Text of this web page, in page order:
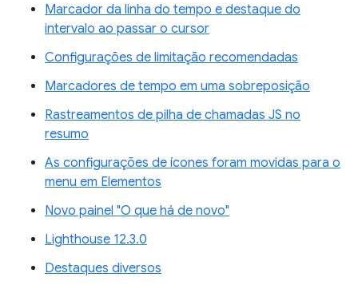
Marcador da linha do tempo e destaque do
intervalo ao passar o cursor
Configurações de limitação recomendadas
Marcadores de tempo em uma sobreposição
Rastreamentos de pilha de chamadas JS no
resumo
As configurações de ícones foram movidas para o
menu em Elementos
Novo painel "O que há de novo"
Lighthouse 12.3.0
Destaques diversos